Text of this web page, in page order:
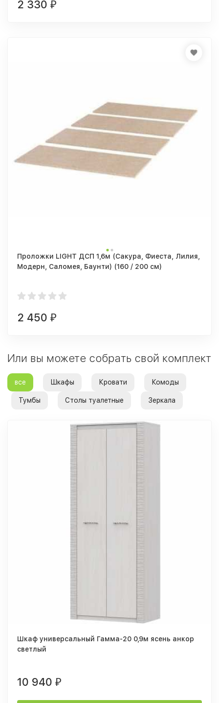
2 330 ₽
Проложки LIGHT ДСП 1,6м (Сакура, Фиеста, Лилия,
Модерн, Саломея, Баунти) (160 / 200 см)
2 450 ₽
Или вы можете собрать свой комплект
все Шкафы Кровати Комоды
Тумбы Столы туалетные Зеркала
Шкаф универсальный Гамма-20 0,9м ясень анкор
светлый
10 940 ₽